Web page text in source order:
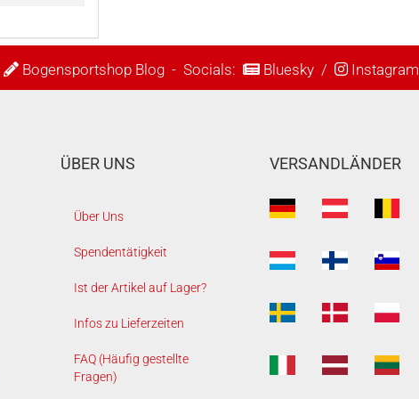
Bogensportshop Blog- Socials: Bluesky/ Instagram
ÜBER UNS
Über Uns
Spendentätigkeit
Ist der Artikel auf Lager?
Infos zu Lieferzeiten
FAQ (Häufig gestellte
Fragen)
VERSANDLÄNDER